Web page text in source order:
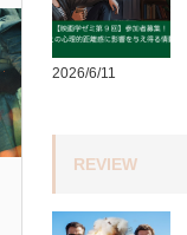
2026/6/11
REVIEW